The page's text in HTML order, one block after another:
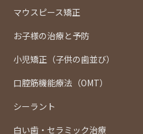
マウスピース矯正
お子様の治療と予防
小児矯正（子供の歯並び）
口腔筋機能療法（OMT）
シーラント
白い歯・セラミック治療